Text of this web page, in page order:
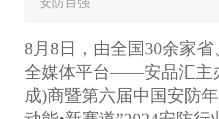
8月8日，由全国30余家
全媒体平台——安品汇主
成)商暨第六届中国安防